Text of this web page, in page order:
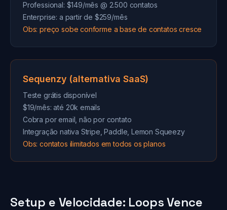
Professional: $149/mês @ 2.500 contatos
Enterprise: a partir de $259/mês
Obs: preço sobe conforme a base de contatos cresce
Sequenzy (alternativa SaaS)
Teste grátis disponível
$19/mês: até 20k emails
Cobra por email, não por contato
Integração nativa Stripe, Paddle, Lemon Squeezy
Obs: contatos ilimitados em todos os planos
Setup e Velocidade: Loops Vence